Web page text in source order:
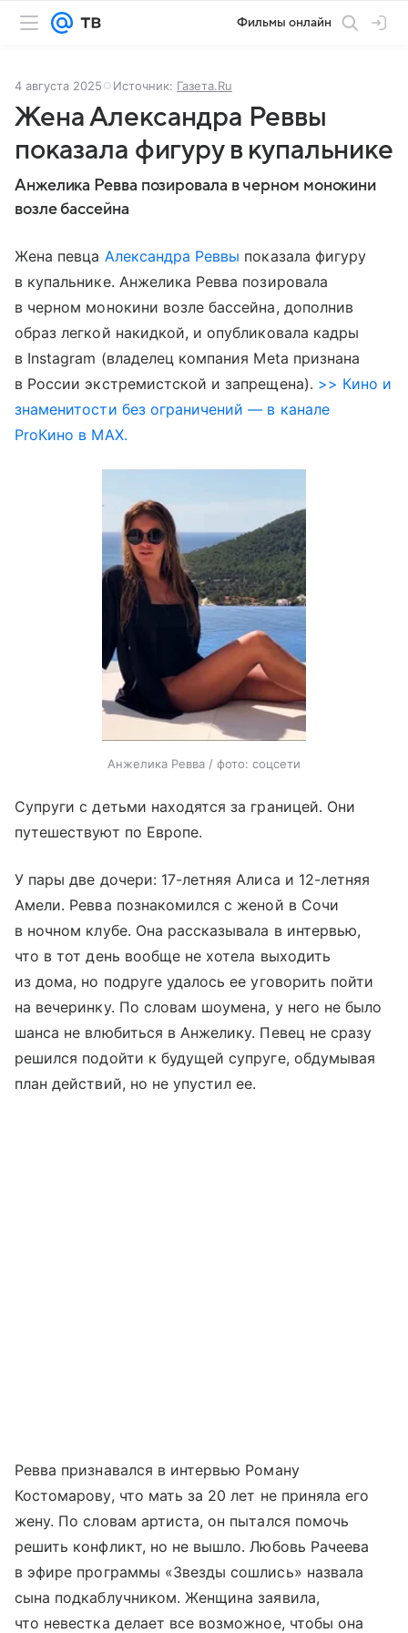
Фильмы онлайн
4 августа 2025 Источник: Газета.Ru
Жена Александра Реввы
показала фигуру в купальнике
Анжелика Ревва позировала в черном монокини
возле бассейна
Жена певца Александра Реввы показала фигуру
в купальнике. Анжелика Ревва позировала
в черном монокини возле бассейна, дополнив
образ легкой накидкой, и опубликовала кадры
в Instagram (владелец компания Meta признана
в России экстремистской и запрещена). >> Кино и
знаменитости без ограничений — в канале
ProКино в MAX.
Анжелика Ревва / фото: соцсети
Супруги с детьми находятся за границей. Они
путешествуют по Европе.
У пары две дочери: 17-летняя Алиса и 12-летняя
Амели. Ревва познакомился с женой в Сочи
в ночном клубе. Она рассказывала в интервью,
что в тот день вообще не хотела выходить
из дома, но подруге удалось ее уговорить пойти
на вечеринку. По словам шоумена, у него не было
шанса не влюбиться в Анжелику. Певец не сразу
решился подойти к будущей супруге, обдумывая
план действий, но не упустил ее.
Ревва признавался в интервью Роману
Костомарову, что мать за 20 лет не приняла его
жену. По словам артиста, он пытался помочь
решить конфликт, но не вышло. Любовь Рачеева
в эфире программы «Звезды сошлись» назвала
сына подкаблучником. Женщина заявила,
что невестка делает все возможное, чтобы она